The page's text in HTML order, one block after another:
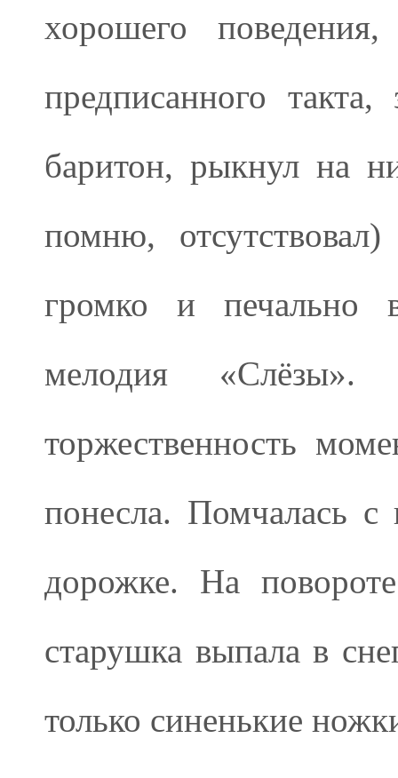
хорошего
предписанного
баритон, рыкнул на
помню,
громко и печально
мелодия
торжественность
понесла. Помчалась
дорожке. На
старушка выпала в
только синенькие